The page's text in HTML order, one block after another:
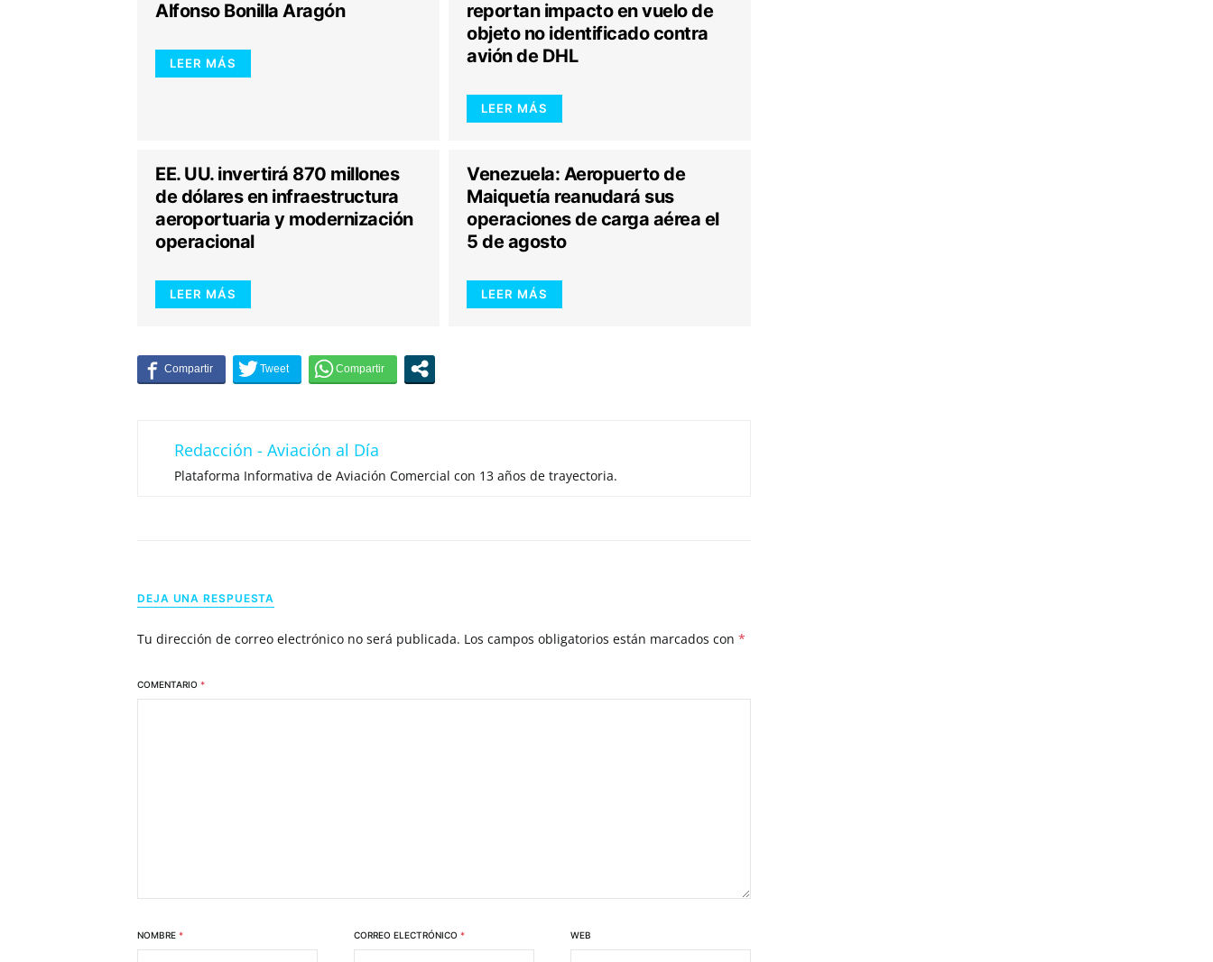
Alfonso Bonilla Aragón
LEER MÁS
reportan impacto en vuelo de
objeto no identificado contra
avión de DHL
LEER MÁS
EE. UU. invertirá 870 millones
de dólares en infraestructura
aeroportuaria y modernización
operacional
LEER MÁS
Venezuela: Aeropuerto de
Maiquetía reanudará sus
operaciones de carga aérea el
5 de agosto
LEER MÁS
Redacción - Aviación al Día
Plataforma Informativa de Aviación Comercial con 13 años de trayectoria.
DEJA UNA RESPUESTA
Tu dirección de correo electrónico no será publicada. Los campos obligatorios están marcados con *
COMENTARIO *
NOMBRE * CORREO ELECTRÓNICO * WEB